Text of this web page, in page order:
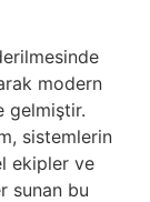
modern
gelmiştir.
sistemlerin
ekipler ve
sunan bu